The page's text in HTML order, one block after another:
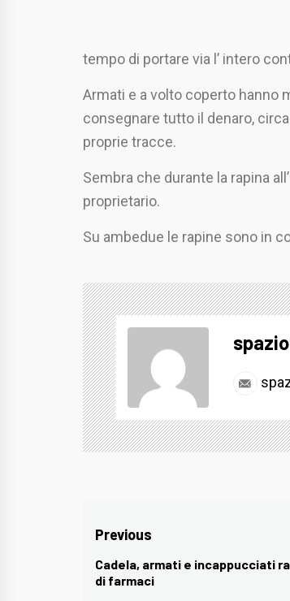
tempo di portare via l’ intero
Armati e a volto coperto hanno
consegnare tutto il denaro,
proprie tracce.
Sembra che durante la rapina
proprietario.
Su ambedue le rapine sono in
Navigazione
articoli
Previous
Previous
post:
Cadela, armati e incappucciati
di farmaci